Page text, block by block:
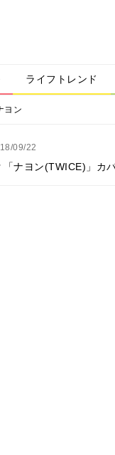
ライフトレンド
ヨン
09/22
ナヨン(TWICE)」カ